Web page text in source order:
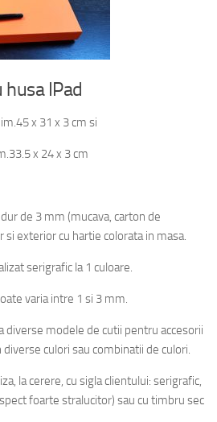
IPad
x 31 x 3 cm si
x 24 x 3 cm
de 3 mm (mucava, carton de
si exterior cu hartie colorata in masa.
serigrafic la 1 culoare.
varia intre 1 si 3 mm.
diverse modele de cutii pentru accesorii
culori sau combinatii de culori.
la cerere, cu sigla clientului: serigrafic,
foarte stralucitor) sau cu timbru sec